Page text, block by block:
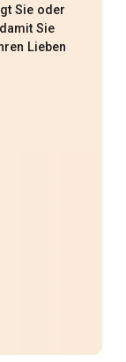
Sie oder
Sie
Lieben